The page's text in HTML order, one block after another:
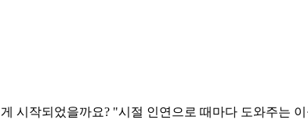
시작되었을까요? "시절 인연으로 때마다 도와주는